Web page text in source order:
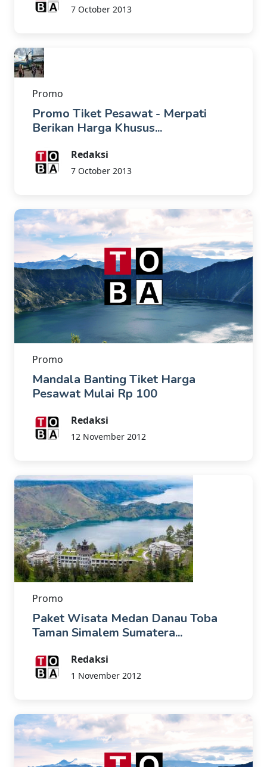
7 October 2013
Promo
Promo Tiket Pesawat - Merpati
Berikan Harga Khusus...
Redaksi
7 October 2013
Promo
Mandala Banting Tiket Harga
Pesawat Mulai Rp 100
Redaksi
12 November 2012
Promo
Paket Wisata Medan Danau Toba
Taman Simalem Sumatera...
Redaksi
1 November 2012